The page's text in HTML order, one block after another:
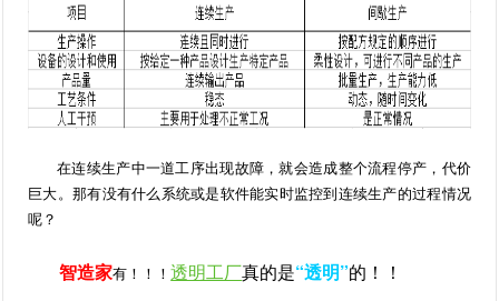
在连续生产中一道工序出现故障，就会造成整个流程停产，代价
巨大。那有没有什么系统或是软件能实时监控到连续生产的过程情况
呢？
智造家有！！！透明工厂真的是“透明”的！！